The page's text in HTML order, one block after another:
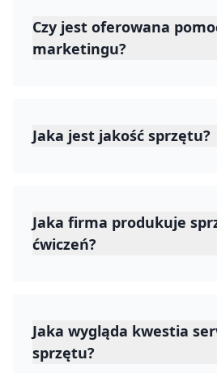
Czy jest oferowana
marketingu?
Jaka jest jakość sprzętu?
Jaka firma produkuje
ćwiczeń?
Jaka wygląda kwestia
sprzętu?